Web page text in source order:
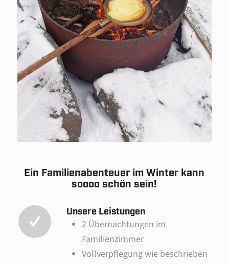
Ein Familienabenteuer im Winter kann
soooo schön sein!
Unsere Leistungen
2 Übernachtungen im
Familienzimmer
Vollverpflegung wie beschrieben